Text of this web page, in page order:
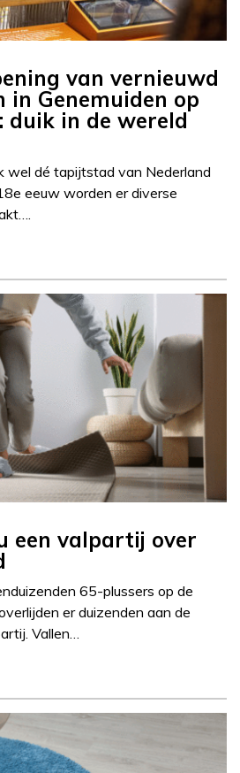
van vernieuwd
in Genemuiden op
duik in de wereld
wel dé tapijtstad van Nederland
eeuw worden er diverse
een valpartij over
65-plussers op de
er duizenden aan de
Vallen…